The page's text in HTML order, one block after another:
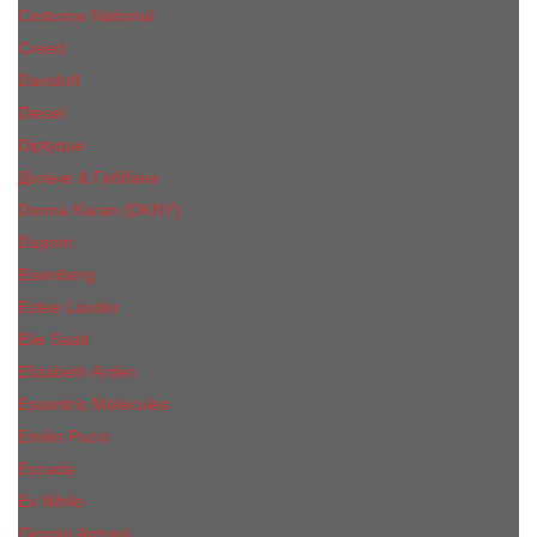
Costume National
Creed
Davidoff
Diesel
Diptyque
Дольче & Габбана
Donna Karan (DKNY)
Dupont
Eisenberg
Еsteе Lаudеr
Elie Saab
Elizabeth Arden
Escentric Molecules
Emilio Pucci
Escada
Ex Nihilo